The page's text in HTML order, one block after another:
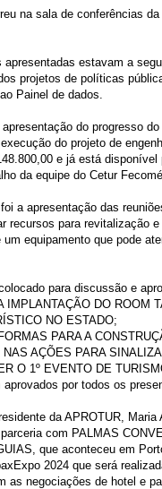
na sala de conferências
apresentadas estavam a
projetos de políticas
Painel de dados.
do progresso
do projeto de
e já está
da equipe do Cetur
a apresentação das
recursos para revitalização
um equipamento que pode
para discussão e
IMPLANTAÇÃO DO ROOM
NO ESTADO;
PARA A
NAS AÇÕES PARA
O 1º EVENTO DE
por todos os
da APROTUR,
com PALMAS
que aconteceu em
2024 que será
as negociações de hotel e